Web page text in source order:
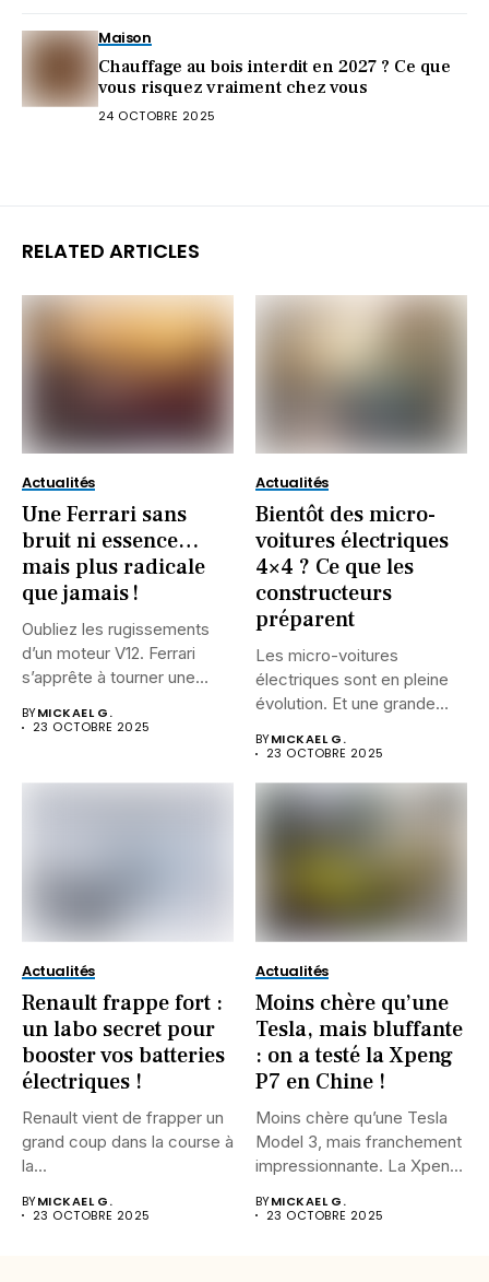
Maison
Chauffage au bois interdit en 2027 ? Ce que
vous risquez vraiment chez vous
24 OCTOBRE 2025
RELATED ARTICLES
Actualités
Une Ferrari sans
bruit ni essence…
mais plus radicale
que jamais !
Oubliez les rugissements
d’un moteur V12. Ferrari
s’apprête à tourner une
BYMICKAEL G.
23 OCTOBRE 2025
Actualités
Bientôt des micro-
voitures électriques
4×4 ? Ce que les
constructeurs
préparent
Les micro-voitures
électriques sont en pleine
évolution. Et une grande
BYMICKAEL G.
23 OCTOBRE 2025
Actualités
Renault frappe fort :
un labo secret pour
booster vos batteries
électriques !
Renault vient de frapper un
grand coup dans la course à
la...
BYMICKAEL G.
23 OCTOBRE 2025
Actualités
Moins chère qu’une
Tesla, mais bluffante
: on a testé la Xpeng
P7 en Chine !
Moins chère qu’une Tesla
Model 3, mais franchement
impressionnante. La Xpeng
BYMICKAEL G.
23 OCTOBRE 2025